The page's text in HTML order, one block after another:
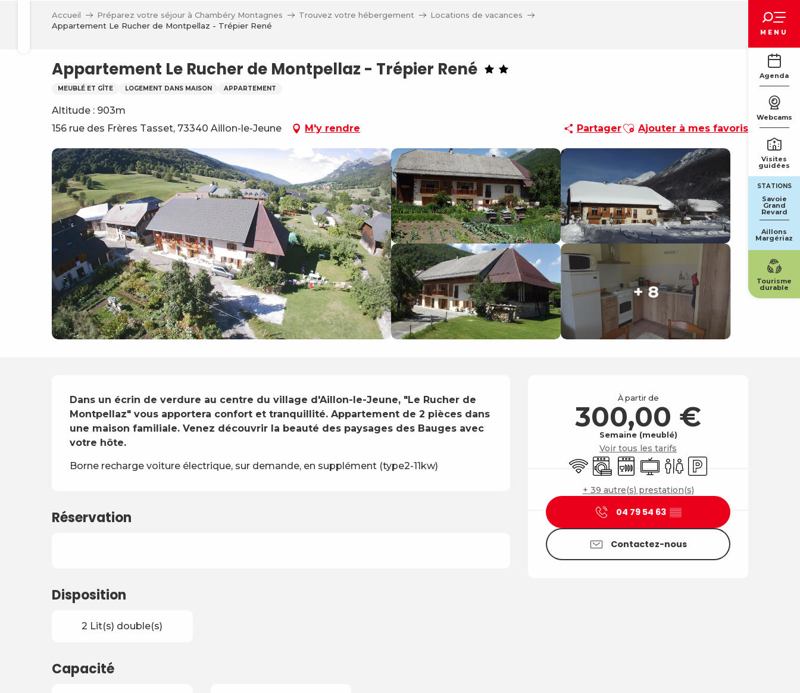
Recherche MENU
Agenda
Webcams
Visites
guidées
STATIONS
Savoie
Grand
Revard
Aillons
Margériaz
Tourisme
durable
Accueil Préparez votre séjour à Chambéry Montagnes Trouvez votre hébergement
Locations de vacances
Appartement Le Rucher de Montpellaz - Trépier René
Appartement Le Rucher de Montpellaz - Trépier René
MEUBLÉ ET GÎTE LOGEMENT DANS MAISON APPARTEMENT
Altitude : 903m
156 rue des Frères Tasset, 73340 Aillon-le-Jeune
M'y rendre PartagerAjouter aux favoris
Ajouter à mes favoris
+ 8
Ouverture et
À partir de
300,00 €
Semaine (meublé)
Voir tous les tarifs
WiFi Lave lingeLave vaisselle
TélévisionToilettes
Parking
+ 39 autre(s) prestation(s)
04 79 54 63 ▒▒
Contactez-nous
Description
Dans un écrin de verdure au centre du village d'Aillon-le-Jeune, "Le Rucher de
Montpellaz" vous apportera confort et tranquillité. Appartement de 2 pièces dans
une maison familiale. Venez découvrir la beauté des paysages des Bauges avec
votre hôte.
Borne recharge voiture électrique, sur demande, en supplément (type2-11kw)
Réservation
Disposition
2 Lit(s) double(s)
Capacité